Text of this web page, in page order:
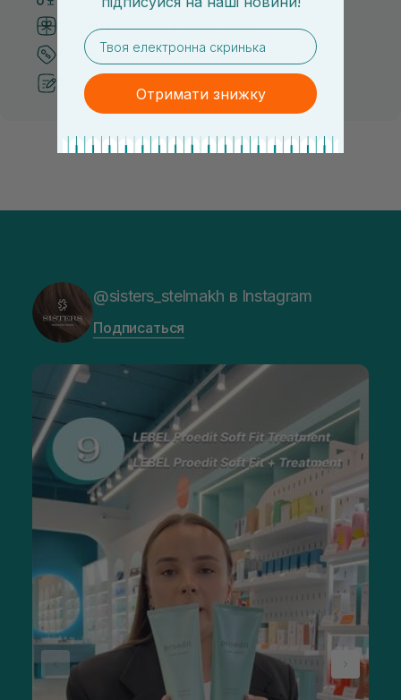
Система бонусов и лояльности
Лучшие цены и топ товары
Рекомендации от косметологов
@sisters_stelmakh в Instagram
Подписаться
email
Отримати знижку